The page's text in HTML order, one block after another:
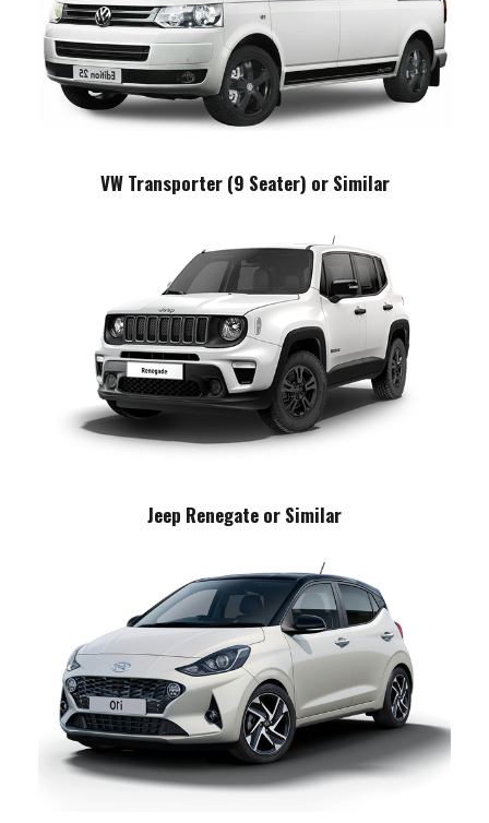
VW Transporter (9 Seater) or Similar
Jeep Renegate or Similar